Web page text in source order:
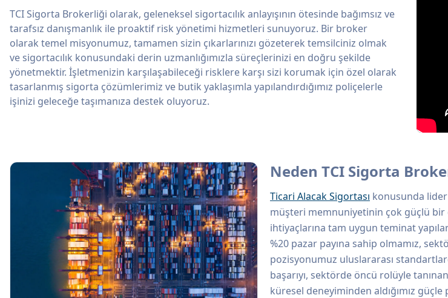
TCI Sigorta Brokerliği olarak, geleneksel sigortacılık anlayışının ötesinde bağımsız ve
tarafsız danışmanlık ile proaktif risk yönetimi hizmetleri sunuyoruz. Bir broker
olarak temel misyonumuz, tamamen sizin çıkarlarınızı gözeterek temsilciniz olmak
ve sigortacılık konusundaki derin uzmanlığımızla süreçlerinizi en doğru şekilde
yönetmektir. İşletmenizin karşılaşabileceği risklere karşı sizi korumak için özel olarak
tasarlanmış sigorta çözümlerimiz ve butik yaklaşımla yapılandırdığımız poliçelerle
işinizi geleceğe taşımanıza destek oluyoruz.
Neden TCI Sigorta
Ticari Alacak Sigortası konusunda
müşteri memnuniyetinin çok güçlü bir
ihtiyaçlarına tam uygun teminat
%20 pazar payına sahip olmamız,
pozisyonumuz uluslararası
başarıyı, sektörde öncü rolüyle
küresel deneyiminden aldığımız